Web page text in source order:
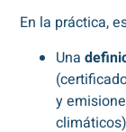
En la práctica,
Una
y